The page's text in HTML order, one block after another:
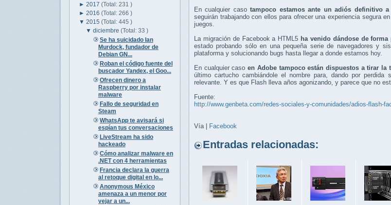
► 2017 (Total: 231 )
► 2016 (Total: 266 )
▼ 2015 (Total: 445 )
▼diciembre(Total: 33 )
Se ha suicidado Ian
Murdock, fundador de
Debian GN...
Roban el código fuente del
buscador Yandex, el Goo...
Ofrecen dinero a
Raspberry por instalar
malware
Fallo de seguridad en
Steam
WhatsApp te avisará si
espían tus conversaciones
LiveStream ha sido
hackeado
Cómo analizar malware en
.NET con 4 herramientas
Francia declara la guerra
al retoque digital en lo...
Anonymous México
amenaza a un menor por
vejar a un...
En cualquier casotampoco estamos ante un adiós definitivo a
seguirán trabajando con ellos para ofrecer una experiencia segura
juegos.
La migración de Facebook a HTML5 ha venido dándose de forma
estado probando sólo en una pequeña serie de navegadores y
plataforma y solucionando bugs hasta llegar a donde estamos hoy.
En cualquier casoen Adobe tampoco están dispuestos a tirar la
último cartucho cambiándole el nombre para, dando por
relevante. Y es que Flash lleva años agonizando, y parece que no
Fuente:
http://www.genbeta.com/redes-sociales-y-comunidades/adios-flash-
Vía | Facebook
Entradas relacionadas: